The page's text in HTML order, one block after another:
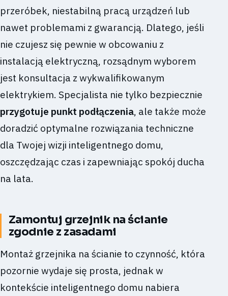
przeróbek, niestabilną pracą urządzeń lub
nawet problemami z gwarancją. Dlatego, jeśli
nie czujesz się pewnie w obcowaniu z
instalacją elektryczną, rozsądnym wyborem
jest konsultacja z wykwalifikowanym
elektrykiem. Specjalista nie tylko bezpiecznie
przygotuje punkt podłączenia, ale także może
doradzić optymalne rozwiązania techniczne
dla Twojej wizji inteligentnego domu,
oszczędzając czas i zapewniając spokój ducha
na lata.
Zamontuj grzejnik na ścianie
zgodnie z zasadami
Montaż grzejnika na ścianie to czynność, która
pozornie wydaje się prosta, jednak w
kontekście inteligentnego domu nabiera